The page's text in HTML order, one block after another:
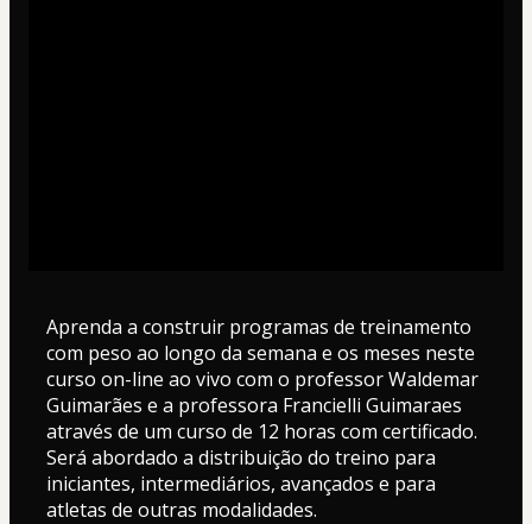
Aprenda a construir programas de treinamento
com peso ao longo da semana e os meses neste
curso on-line ao vivo com o professor Waldemar
Guimarães e a professora Francielli Guimaraes
através de um curso de 12 horas com certificado.
Será abordado a distribuição do treino para
iniciantes, intermediários, avançados e para
atletas de outras modalidades.